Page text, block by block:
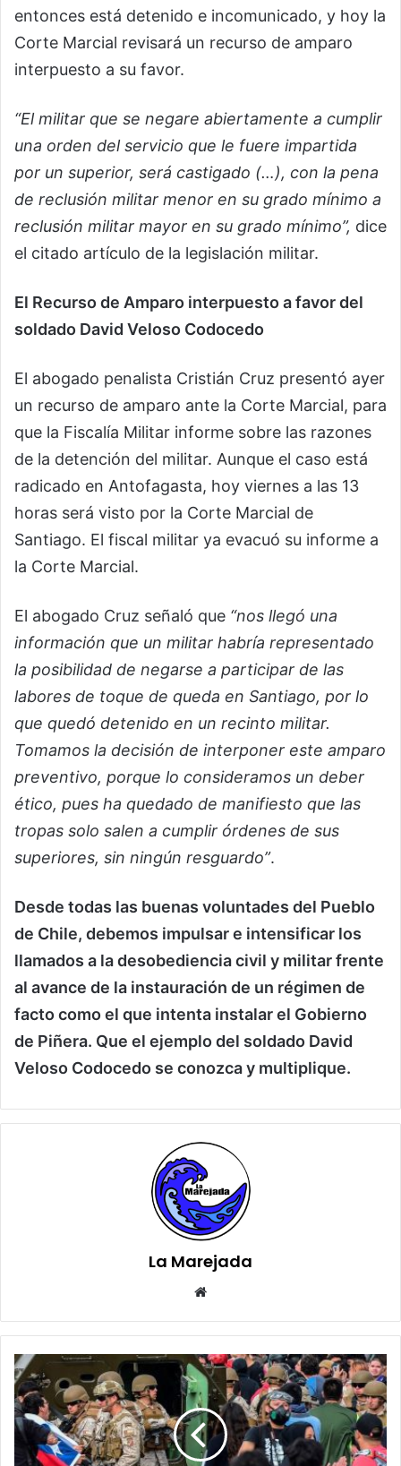
entonces está detenido e incomunicado, y hoy la
Corte Marcial revisará un recurso de amparo
interpuesto a su favor.
“El militar que se negare abiertamente a cumplir
una orden del servicio que le fuere impartida
por un superior, será castigado (…), con la pena
de reclusión militar menor en su grado mínimo a
reclusión militar mayor en su grado mínimo”, dice
el citado artículo de la legislación militar.
El Recurso de Amparo interpuesto a favor del
soldado David Veloso Codocedo
El abogado penalista Cristián Cruz presentó ayer
un recurso de amparo ante la Corte Marcial, para
que la Fiscalía Militar informe sobre las razones
de la detención del militar. Aunque el caso está
radicado en Antofagasta, hoy viernes a las 13
horas será visto por la Corte Marcial de
Santiago. El fiscal militar ya evacuó su informe a
la Corte Marcial.
El abogado Cruz señaló que “nos llegó una
información que un militar habría representado
la posibilidad de negarse a participar de las
labores de toque de queda en Santiago, por lo
que quedó detenido en un recinto militar.
Tomamos la decisión de interponer este amparo
preventivo, porque lo consideramos un deber
ético, pues ha quedado de manifiesto que las
tropas solo salen a cumplir órdenes de sus
superiores, sin ningún resguardo”.
Desde todas las buenas voluntades del Pueblo
de Chile, debemos impulsar e intensificar los
llamados a la desobediencia civil y militar frente
al avance de la instauración de un régimen de
facto como el que intenta instalar el Gobierno
de Piñera. Que el ejemplo del soldado David
Veloso Codocedo se conozca y multiplique.
La Marejada
¿Fisuras,
tensión,
y/o
desgaste
en
las